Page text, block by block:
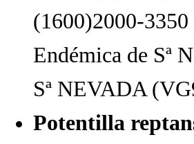
(1600)2000-
Endémica de Sª
Sª NEVADA
Potentilla